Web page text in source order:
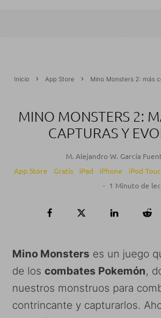
Inicio App Store Mino Monsters 2: más
MINO MONSTERS 2:
CAPTURAS Y
M. Alejandro W. García
App Store
Gratis iPad iPhone iPod
· 1 Minuto de
Mino Monsters es un juego
de los combates Pokemón,
nuestros monstruos para
contrincante y capturarlos.